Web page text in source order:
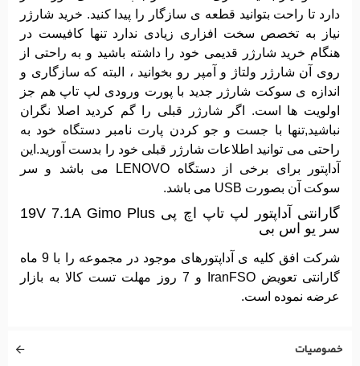
دارد تا راحت بتوانید قطعه ی سازگار را پیدا کنید. خرید شارژر
نیاز به تخصص سخت افزاری زیادی ندارد تنها کافیست در
هنگام خرید شارژر قدیمی خود را داشته باشید و به راحتی از
روی آن شارژر ولتاژ و آمپر رو بخوانید ، البته که سازگاری و
اندازه ی سوکت شارژر جدید با پورت ورودی لپ تاپ هم جز
اولویت ها است. اگر شارژر قبلی را گم کردید اصلا نگران
نباشید,تنها با جست و جو کردن پارت نامبر دستگاه خود به
راحتی می توانید اطلاعات شارژر قبلی خود را بدست آورید.این
آداپتور برای برخی از دستگاه LENOVO می باشد و سر
سوکت آن بصورت USB می باشد.
گارانتی آداپتور لپ تاپ اچ پی 19V 7.1A Gimo Plus
سر یو اس بی
شرکت افق کلیه ی آداپتورهای موجود در مجموعه را با 9 ماه
گارانتی تعویض IranFSO و 7 روز مهلت تست کالا به بازار
عرضه نموده است.
خصوصیات